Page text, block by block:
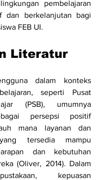
pembelajaran
dan berkelanjutan bagi
FEB UI.
Literatur
dalam konteks
seperti Pusat
(PSB), umumnya
persepsi positif
mana layanan dan
tersedia mampu
dan kebutuhan
(Oliver, 2014). Dalam
kepuasan